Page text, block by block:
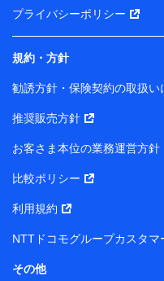
本橋ビル 3F
って、以下の提携代理店
用することがあります。
1. 共同利用する個人デー
氏名、生年月日、住所、
相談予約に関する情報等
保険契約者と被保険者と
扱とならない保険契約の内
プライバシーポリシー
規約・方針
勧誘方針・保険契約の取扱い
推奨販売方針
お客さま本位の業務運営方針
比較ポリシー
利用規約
NTTドコモグループカスタ
その他